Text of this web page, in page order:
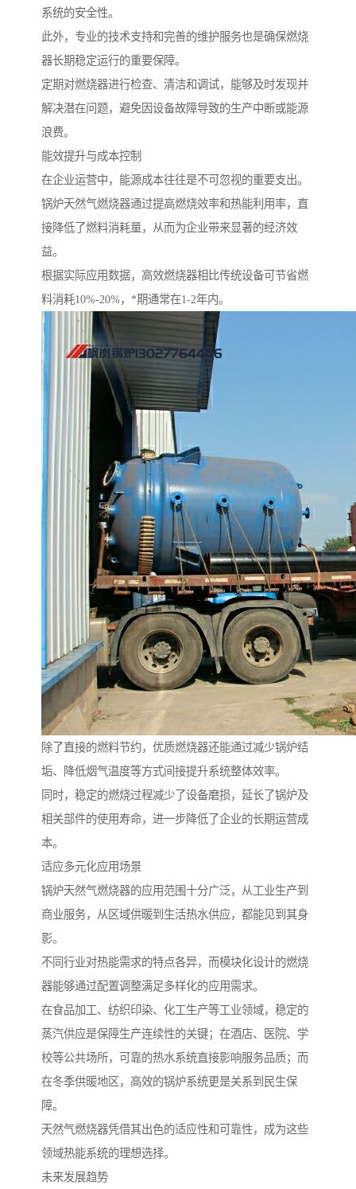
系统的安全性。
此外，专业的技术支持和完善的维护服务也是确保燃烧
器长期稳定运行的重要保障。
定期对燃烧器进行检查、清洁和调试，能够及时发现并
解决潜在问题，避免因设备故障导致的生产中断或能源
浪费。
能效提升与成本控制
在企业运营中，能源成本往往是不可忽视的重要支出。
锅炉天然气燃烧器通过提高燃烧效率和热能利用率，直
接降低了燃料消耗量，从而为企业带来显著的经济效
益。
根据实际应用数据，高效燃烧器相比传统设备可节省燃
料消耗10%-20%，*期通常在1-2年内。
除了直接的燃料节约，优质燃烧器还能通过减少锅炉结
垢、降低烟气温度等方式间接提升系统整体效率。
同时，稳定的燃烧过程减少了设备磨损，延长了锅炉及
相关部件的使用寿命，进一步降低了企业的长期运营成
本。
适应多元化应用场景
锅炉天然气燃烧器的应用范围十分广泛，从工业生产到
商业服务，从区域供暖到生活热水供应，都能见到其身
影。
不同行业对热能需求的特点各异，而模块化设计的燃烧
器能够通过配置调整满足多样化的应用需求。
在食品加工、纺织印染、化工生产等工业领域，稳定的
蒸汽供应是保障生产连续性的关键；在酒店、医院、学
校等公共场所，可靠的热水系统直接影响服务品质；而
在冬季供暖地区，高效的锅炉系统更是关系到民生保
障。
天然气燃烧器凭借其出色的适应性和可靠性，成为这些
领域热能系统的理想选择。
未来发展趋势